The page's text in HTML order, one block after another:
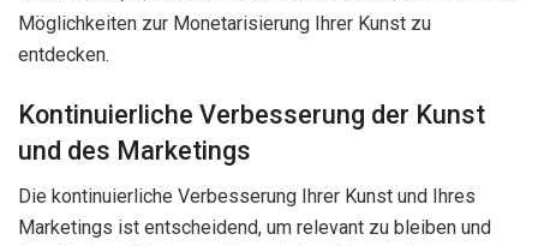
Möglichkeiten zur Monetarisierung Ihrer Kunst zu
entdecken.
Kontinuierliche Verbesserung der Kunst
und des Marketings
Die kontinuierliche Verbesserung Ihrer Kunst und Ihres
Marketings ist entscheidend, um relevant zu bleiben und